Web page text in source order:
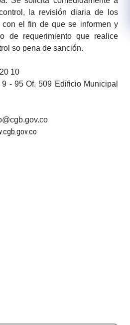
la revisión diaria de los
con el fin de que se informen y
de requerimiento que realice
so pena de sanción.
10
- 95 Of. 509 Edificio Municipal